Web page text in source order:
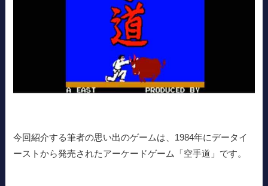
今回紹介する筆者の思い出のゲームは、1984年にデータイ
ーストから発売されたアーケードゲーム「空手道」です。